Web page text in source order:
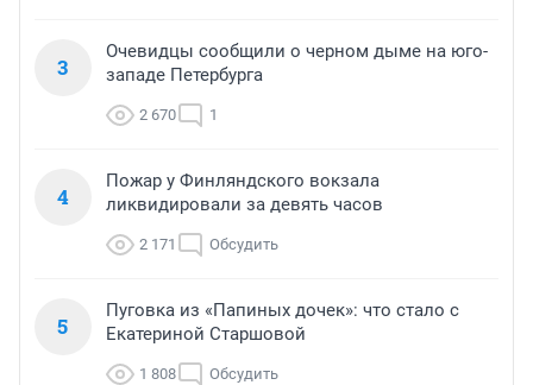
3
Очевидцы сообщили о черном дыме на юго-
западе Петербурга
2 670 1
4
Пожар у Финляндского вокзала
ликвидировали за девять часов
2 171 Обсудить
5
Пуговка из «Папиных дочек»: что стало с
Екатериной Старшовой
1 808 Обсудить